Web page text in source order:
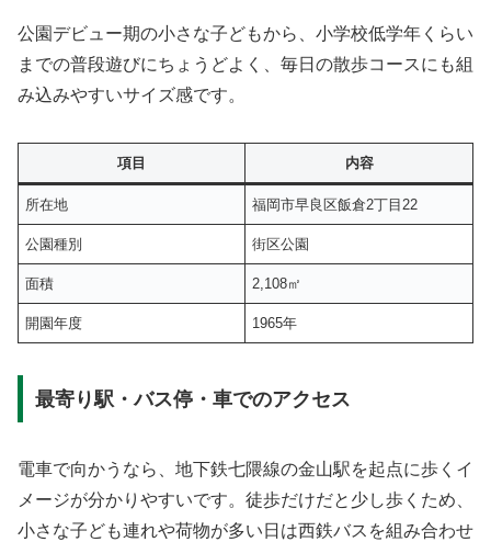
公園デビュー期の小さな子どもから、小学校低学年くらい
までの普段遊びにちょうどよく、毎日の散歩コースにも組
み込みやすいサイズ感です。
項目 内容
所在地 福岡市早良区飯倉2丁目22
公園種別 街区公園
面積 2,108㎡
開園年度 1965年
最寄り駅・バス停・車でのアクセス
電車で向かうなら、地下鉄七隈線の金山駅を起点に歩くイ
メージが分かりやすいです。徒歩だけだと少し歩くため、
小さな子ども連れや荷物が多い日は西鉄バスを組み合わせ